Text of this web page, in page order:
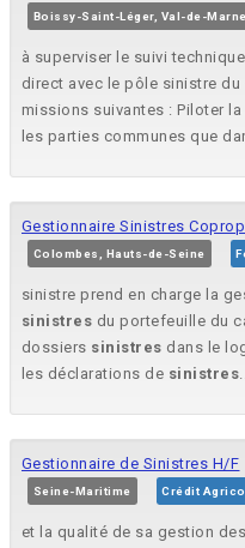
Boissy-Saint-Léger, Val-de-Marne
à superviser le suivi
direct avec le pôle sinistre du
missions suivantes : Piloter
les parties communes que
Gestionnaire Sinistres
Colombes, Hauts-de-Seine
sinistre prend en charge la
sinistres du portefeuille du
dossiers sinistres dans le
les déclarations de sinistres
Gestionnaire de Sinistres H/F
Seine-Maritime Crédit
et la qualité de sa gestion des